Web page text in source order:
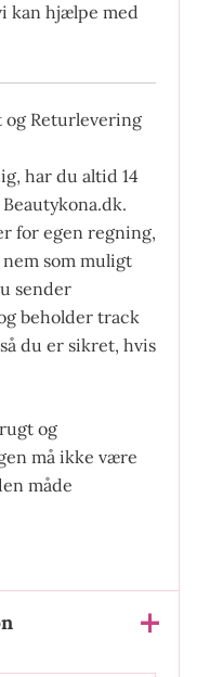
kan hjælpe med
og Returlevering
har du altid 14
for egen regning,
som muligt
sender
beholder track
du er sikret, hvis
og
må ikke være
måde